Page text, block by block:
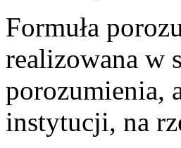
Formuła
realizowana w
porozumienia,
instytucji, na